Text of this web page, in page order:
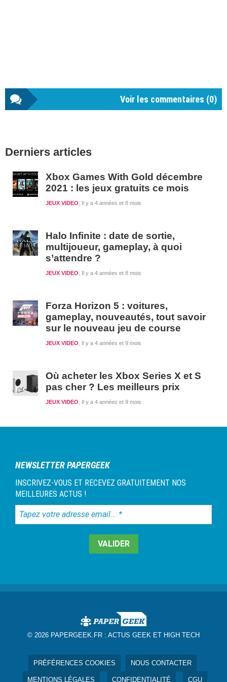
Voir les commentaires (0)
latérale
Derniers articles
Xbox Games With Gold décembre
2021 : les jeux gratuits ce mois
Il y a 4 années et 8 mois
JEUX VIDEO
Halo Infinite : date de sortie,
multijoueur, gameplay, à quoi
s’attendre ?
Il y a 4 années et 8 mois
JEUX VIDEO
Forza Horizon 5 : voitures,
gameplay, nouveautés, tout savoir
sur le nouveau jeu de course
Il y a 4 années et 9 mois
JEUX VIDEO
Où acheter les Xbox Series X et S
pas cher ? Les meilleurs prix
Il y a 4 années et 9 mois
JEUX VIDEO
NEWSLETTER PAPERGEEK
INSCRIVEZ-VOUS ET RECEVEZ GRATUITEMENT NOS
MEILLEURES ACTUS !
Tapez
votre
© 2026 PAPERGEEK.FR : ACTUS GEEK ET HIGH TECH
PRÉFÉRENCES COOKIES NOUS CONTACTER
MENTIONS LÉGALES CONFIDENTIALITÉ CGU